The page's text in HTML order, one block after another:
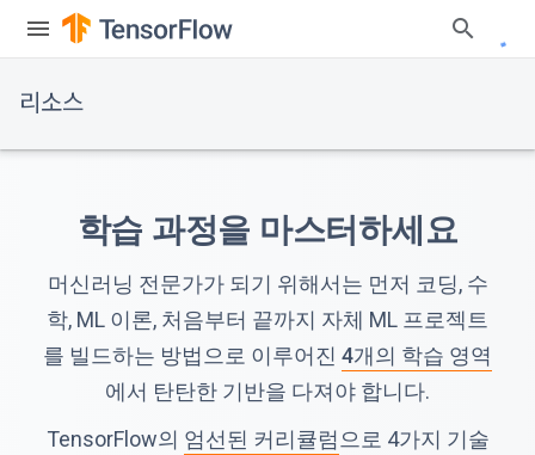
리소스
학습 과정을 마스터하세요
머신러닝 전문가가 되기 위해서는 먼저 코딩, 수
학, ML 이론, 처음부터 끝까지 자체 ML 프로젝트
를 빌드하는 방법으로 이루어진 4개의 학습 영역
에서 탄탄한 기반을 다져야 합니다.
TensorFlow의 엄선된 커리큘럼 으로 4가지 기술